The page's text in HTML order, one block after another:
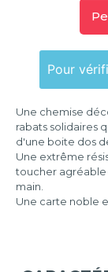
Une chemise
rabats solidaires
d'une boite dos
Une extrême
toucher agréable
main.
Une carte noble